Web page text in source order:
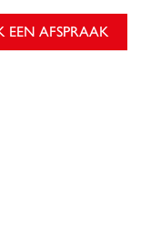
EEN AFSPRAAK